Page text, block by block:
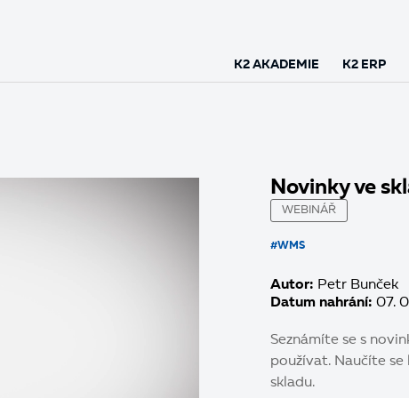
K2 AKADEMIE K2 ERP
Novinky ve
WEBINÁŘ
#WMS
Autor: Petr Bunček
Datum nahrání: 07.
Seznámíte se s
používat. Naučíte
skladu.